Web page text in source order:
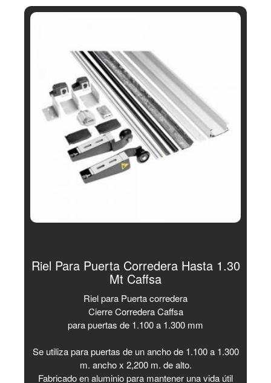
Riel Para Puerta Corredera Hasta 1.30
Mt Caffsa
Riel para Puerta corredera
Cierre Corredera Caffsa
para puertas de 1.100 a 1.300 mm
Se utiliza para puertas de un ancho de 1.100 a 1.300
m. ancho x 2,200 m. de alto.
Fabricado en aluminio para mantener una vida útil